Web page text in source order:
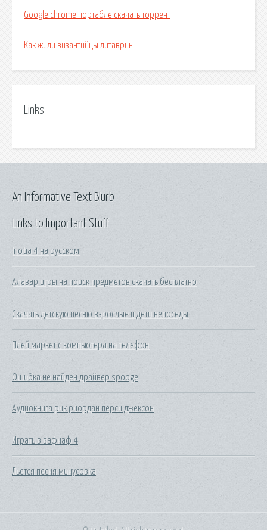
Google chrome портабле скачать торрент
Как жили византийцы литаврин
Links
Links to Important Stuff
Inotia 4 на русском
Алавар игры на поиск предметов скачать бесплатно
Скачать детскую песню взрослые и дети непоседы
Плей маркет с компьютера на телефон
Ошибка не найден драйвер spooge
Аудиокнига рик риордан перси джексон
Играть в вафнаф 4
Льется песня минусовка
An Informative Text Blurb